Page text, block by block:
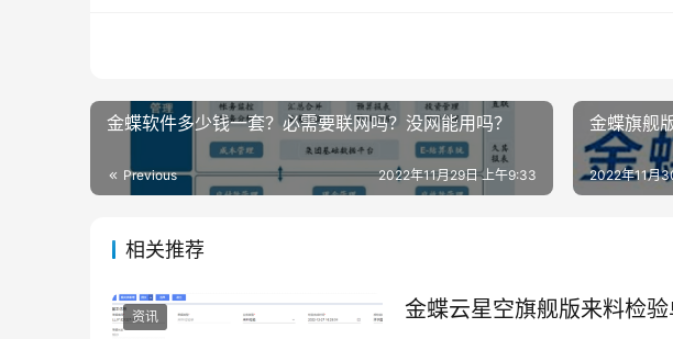
金蝶软件多少钱一套？必需要联网吗？没网能用吗？
Previous 2022年11月29日 上午9:33
金蝶旗舰
2022年11月
相关推荐
资讯 金蝶云星空旗舰版来料检